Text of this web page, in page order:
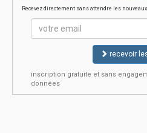
Recevez directement sans attendre les
recevoir
inscription gratuite et sans
données